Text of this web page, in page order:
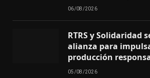
06/08/2026
RTRS y Solidaridad
alianza para
producción
05/08/2026